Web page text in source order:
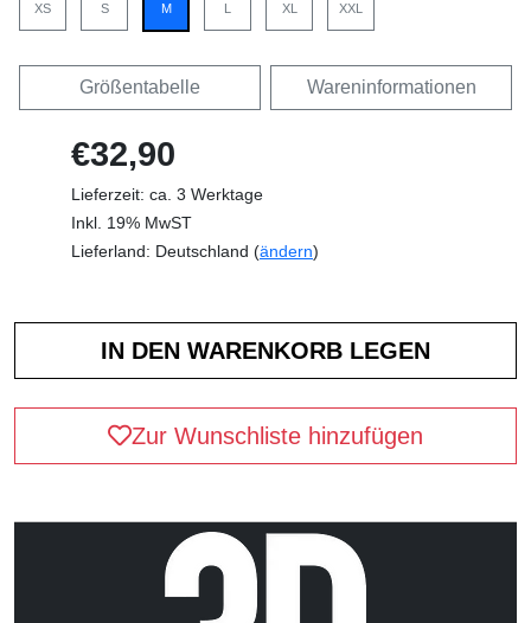
XS S M XL XXL
Größentabelle Wareninformationen
€32,90
Lieferzeit: ca. 3 Werktage
Inkl. 19% MwST
Lieferland: Deutschland (ändern)
Zur Wunschliste hinzufügen